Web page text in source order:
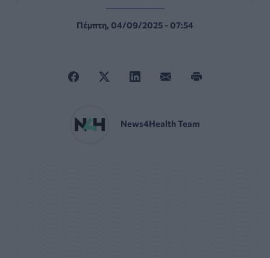
Πέμπτη, 04/09/2025 - 07:54
News4Health Team